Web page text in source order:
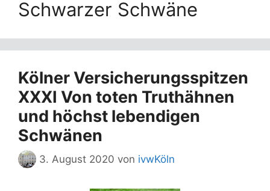
Schwarzer Schwäne
Kölner Versicherungsspitzen
XXXI Von toten Truthähnen
und höchst lebendigen
Schwänen
3. August 2020 von ivwKöln